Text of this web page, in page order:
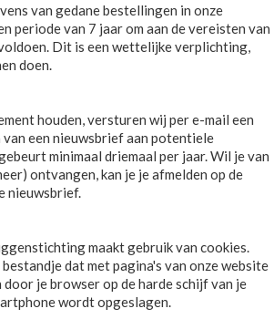
van gedane bestellingen in onze
periode van 7 jaar om aan de vereisten van
Dit is een wettelijke verplichting,
doen.
houden, versturen wij per e-mail een
een nieuwsbrief aan potentiele
minimaal driemaal per jaar. Wil je van
ontvangen, kan je je afmelden op de
nieuwsbrief.
maakt gebruik van cookies.
dat met pagina's van onze website
je browser op de harde schijf van je
wordt opgeslagen.